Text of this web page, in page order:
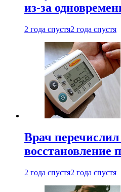
из-за
2 года спустя2 года спустя
Врач
восстановление
2 года спустя2 года спустя